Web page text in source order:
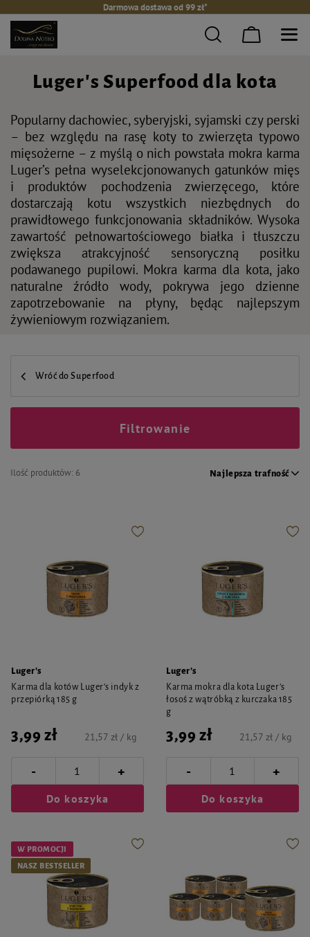
Darmowa dostawa od 99 zł*
Luger's Superfood dla kota
Popularny dachowiec, syberyjski, syjamski czy perski
– bez względu na rasę koty to zwierzęta typowo
mięsożerne – z myślą o nich powstała mokra karma
Luger’s pełna wyselekcjonowanych gatunków mięs
i produktów pochodzenia zwierzęcego, które
dostarczają kotu wszystkich niezbędnych do
prawidłowego funkcjonowania składników. Wysoka
zawartość pełnowartościowego białka i tłuszczu
zwiększa atrakcyjność sensoryczną posiłku
podawanego pupilowi. Mokra karma dla kota, jako
naturalne źródło wody, pokrywa jego dzienne
zapotrzebowanie na płyny, będąc najlepszym
żywieniowym rozwiązaniem.
Wróć do Superfood
Ilość produktów: 6 Najlepsza trafność
Filtrowanie
Luger's
Karma dla kotów Luger’s indyk z
przepiórką 185 g
3,99 zł 21,57 zł / kg
- +
Do koszyka
Luger's
Karma mokra dla kota Luger’s
łosoś z wątróbką z kurczaka 185
g
3,99 zł 21,57 zł / kg
- +
Do koszyka
W PROMOCJI
NASZ BESTSELLER